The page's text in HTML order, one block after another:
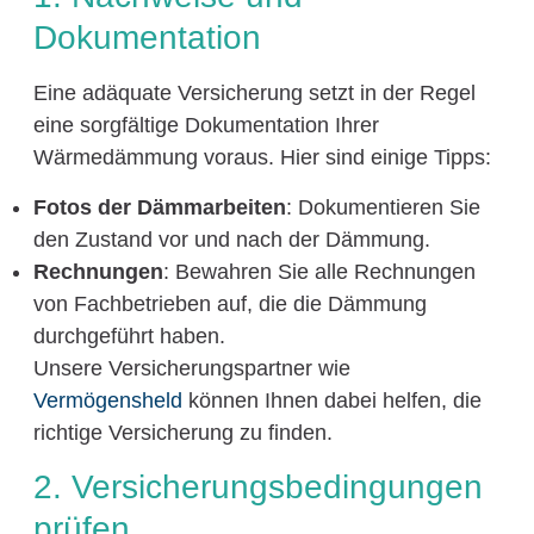
Dokumentation
Eine adäquate Versicherung setzt in der Regel
eine sorgfältige Dokumentation Ihrer
Wärmedämmung voraus. Hier sind einige Tipps:
Fotos der Dämmarbeiten: Dokumentieren Sie
den Zustand vor und nach der Dämmung.
Rechnungen: Bewahren Sie alle Rechnungen
von Fachbetrieben auf, die die Dämmung
durchgeführt haben.
Unsere Versicherungspartner wie
Vermögensheld können Ihnen dabei helfen, die
richtige Versicherung zu finden.
2. Versicherungsbedingungen